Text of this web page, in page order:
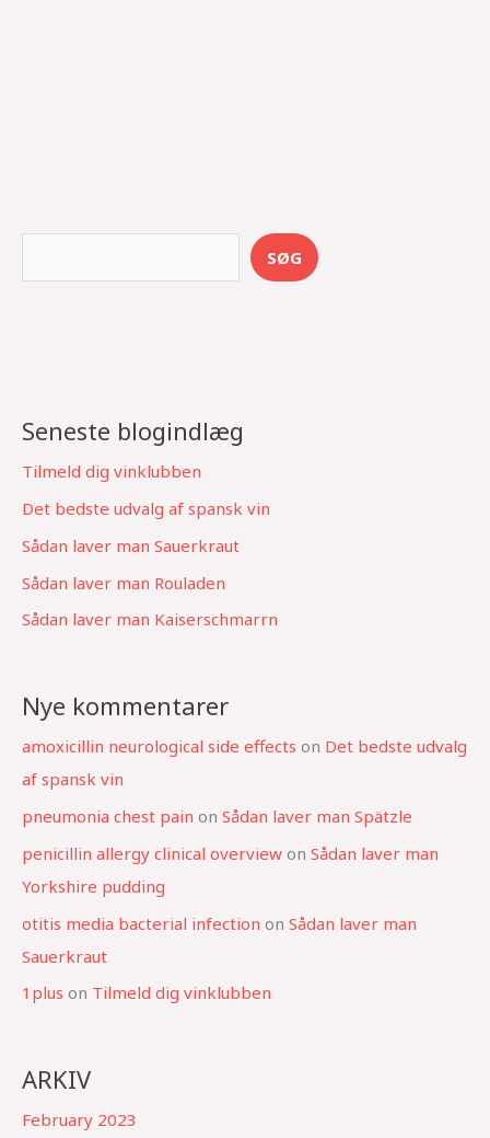
e
SØG
Seneste blogindlæg
Tilmeld dig vinklubben
Det bedste udvalg af spansk vin
Sådan laver man Sauerkraut
Sådan laver man Rouladen
Sådan laver man Kaiserschmarrn
Nye kommentarer
amoxicillin neurological side effects on Det bedste udvalg
af spansk vin
pneumonia chest pain on Sådan laver man Spätzle
penicillin allergy clinical overview on Sådan laver man
Yorkshire pudding
otitis media bacterial infection on Sådan laver man
Sauerkraut
1plus on Tilmeld dig vinklubben
ARKIV
February 2023